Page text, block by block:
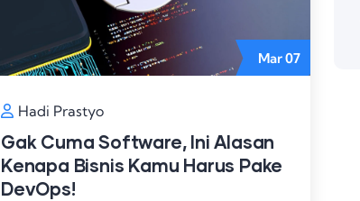
Mar07
Hadi Prastyo
Gak Cuma Software, Ini Alasan
Kenapa Bisnis Kamu Harus Pake
DevOps!